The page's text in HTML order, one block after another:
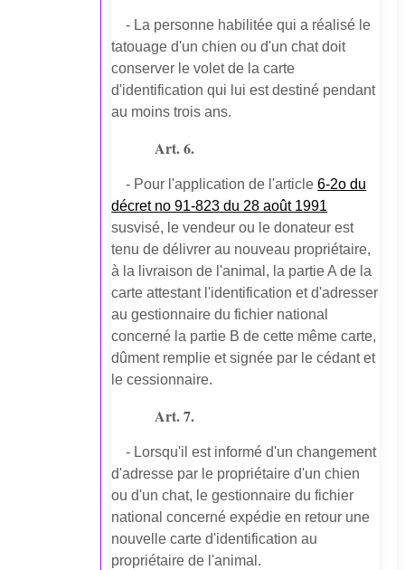
- La personne habilitée qui a réalisé le
tatouage d'un chien ou d'un chat doit
conserver le volet de la carte
d'identification qui lui est destiné pendant
au moins trois ans.
Art. 6.
- Pour l'application de l'article6-2o du
décret no 91-823 du 28 août 1991
susvisé, le vendeur ou le donateur est
tenu de délivrer au nouveau propriétaire,
à la livraison de l'animal, la partie A de la
carte attestant l'identification et d'adresser
au gestionnaire du fichier national
concerné la partie B de cette même carte,
dûment remplie et signée par le cédant et
le cessionnaire.
Art. 7.
- Lorsqu'il est informé d'un changement
d'adresse par le propriétaire d'un chien
ou d'un chat, le gestionnaire du fichier
national concerné expédie en retour une
nouvelle carte d'identification au
propriétaire de l'animal.